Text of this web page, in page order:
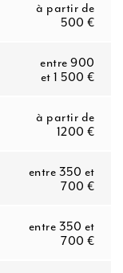
à partir de
500 €
entre 900
et 1 500 €
à partir de
1200 €
entre 350 et
700 €
entre 350 et
700 €